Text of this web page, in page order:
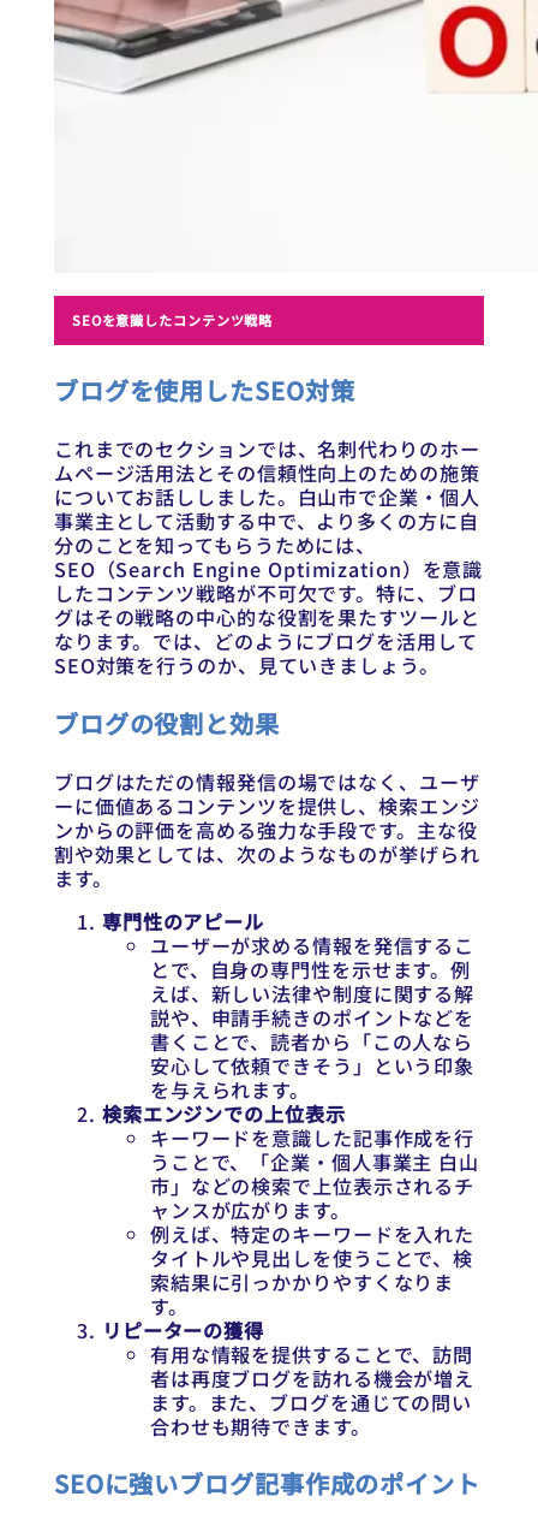
SEOを意識したコンテンツ戦略
ブログを使用したSEO対策
これまでのセクションでは、名刺代わりのホー
ムページ活用法とその信頼性向上のための施策
についてお話ししました。白山市で企業・個人
事業主として活動する中で、より多くの方に自
分のことを知ってもらうためには、
SEO（Search Engine Optimization）を意識
したコンテンツ戦略が不可欠です。特に、ブロ
グはその戦略の中心的な役割を果たすツールと
なります。では、どのようにブログを活用して
SEO対策を行うのか、見ていきましょう。
ブログの役割と効果
ブログはただの情報発信の場ではなく、ユーザ
ーに価値あるコンテンツを提供し、検索エンジ
ンからの評価を高める強力な手段です。主な役
割や効果としては、次のようなものが挙げられ
ます。
専門性のアピール
ユーザーが求める情報を発信するこ
とで、自身の専門性を示せます。例
えば、新しい法律や制度に関する解
説や、申請手続きのポイントなどを
書くことで、読者から「この人なら
安心して依頼できそう」という印象
を与えられます。
検索エンジンでの上位表示
キーワードを意識した記事作成を行
うことで、「企業・個人事業主 白山
市」などの検索で上位表示されるチ
ャンスが広がります。
例えば、特定のキーワードを入れた
タイトルや見出しを使うことで、検
索結果に引っかかりやすくなりま
す。
リピーターの獲得
有用な情報を提供することで、訪問
者は再度ブログを訪れる機会が増え
ます。また、ブログを通じての問い
合わせも期待できます。
SEOに強いブログ記事作成のポイント